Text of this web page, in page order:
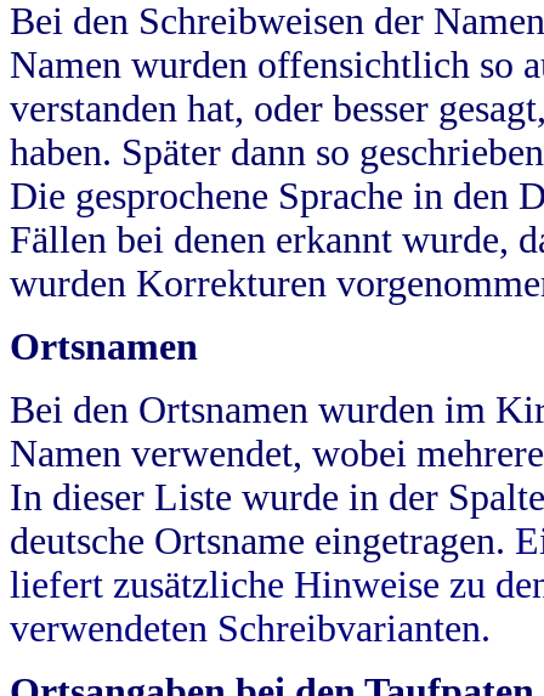
Bei den Schreibweisen der
Namen wurden offensichtlich so
verstanden hat, oder besser
haben. Später dann so
Die gesprochene Sprache in
Fällen bei denen erkannt wurde,
wurden Korrekturen
Ortsnamen
Bei den Ortsnamen wurden im
Namen verwendet, wobei
In dieser Liste wurde in der
deutsche Ortsname eingetragen.
liefert zusätzliche Hinweise zu
verwendeten Schreibvarianten.